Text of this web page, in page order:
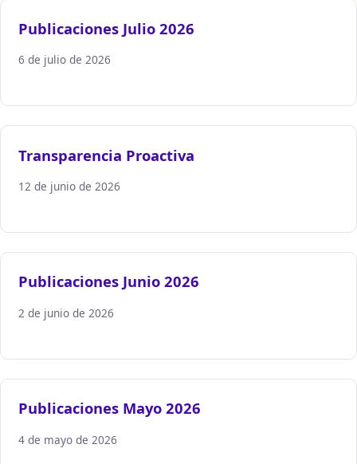
Publicaciones Julio 2026
6 de julio de 2026
Transparencia Proactiva
12 de junio de 2026
Publicaciones Junio 2026
2 de junio de 2026
Publicaciones Mayo 2026
4 de mayo de 2026